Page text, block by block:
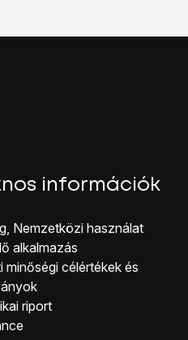
információk
Nemzetközi használat
alkalmazás
minőségi célérté kek és
riport